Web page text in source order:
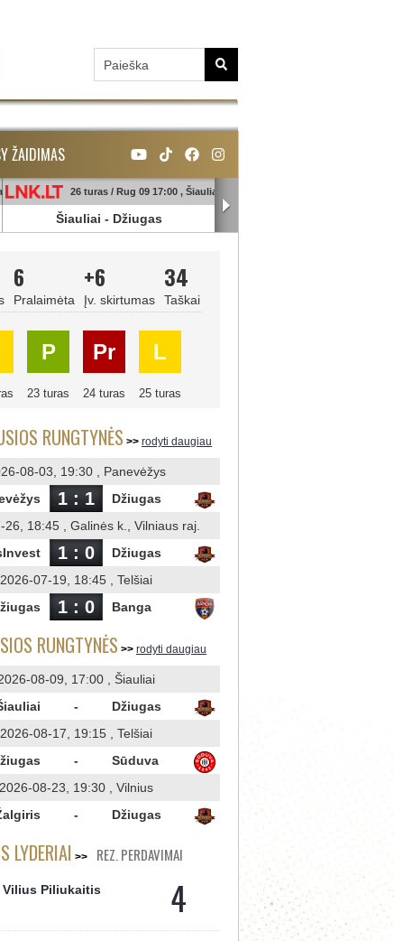
ŽAIDIMAS
26 turas / Rug 09 17:00 , Šiauliai
Šiauliai - Džiugas
6
Pralaimėta
+6
Įv. skirtumas
34
Taškai
P
23 turas
Pr
24 turas
L
25 turas
RUNGTYNĖS rodyti daugiau
08-03, 19:30 , Panevėžys
1 : 1
Džiugas
26, 18:45 , Galinės k., Vilniaus raj.
1 : 0
Džiugas
2026-07-19, 18:45 , Telšiai
1 : 0 Banga
RUNGTYNĖS rodyti daugiau
08-09, 17:00 , Šiauliai
-
Džiugas
2026-08-17, 19:15 , Telšiai
-
Sūduva
2026-08-23, 19:30 , Vilnius
- Džiugas
LYDERIAI REZ. PERDAVIMAI
Vilius Piliukaitis 4